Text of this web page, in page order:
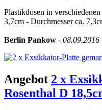
Plastikdosen in
3,7cm - Durchmesser ca.
Berlin Pankow - 08.09.2016
Angebot 2 x
Rosenthal D